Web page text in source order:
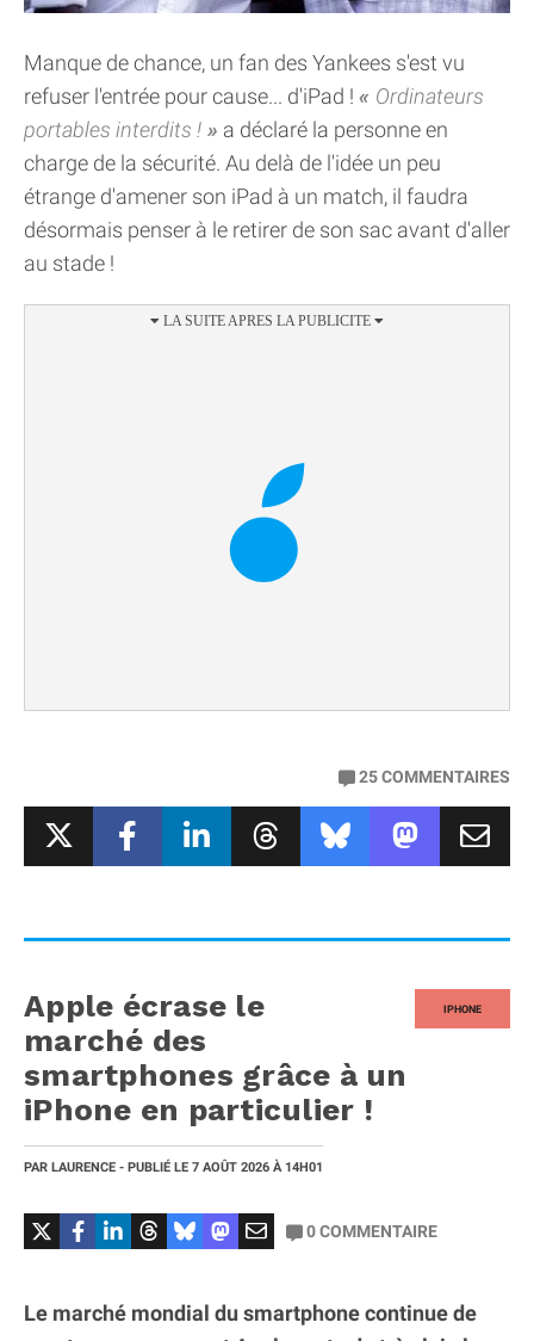
Manque de chance, un fan des Yankees s'est vu
refuser l'entrée pour cause... d'iPad !
Ordinateurs
portables interdits !
a déclaré la personne en
charge de la sécurité. Au delà de l'idée un peu
étrange d'amener son iPad à un match, il faudra
désormais penser à le retirer de son sac avant d'aller
au stade !
25COMMENTAIRES
IPHONE
Apple écrase le
marché des
smartphones grâce à un
iPhone en particulier !
PAR LAURENCE - PUBLIÉ LE 7 AOÛT 2026 À 14H01
0COMMENTAIRE
Le marché mondial du smartphone continue de